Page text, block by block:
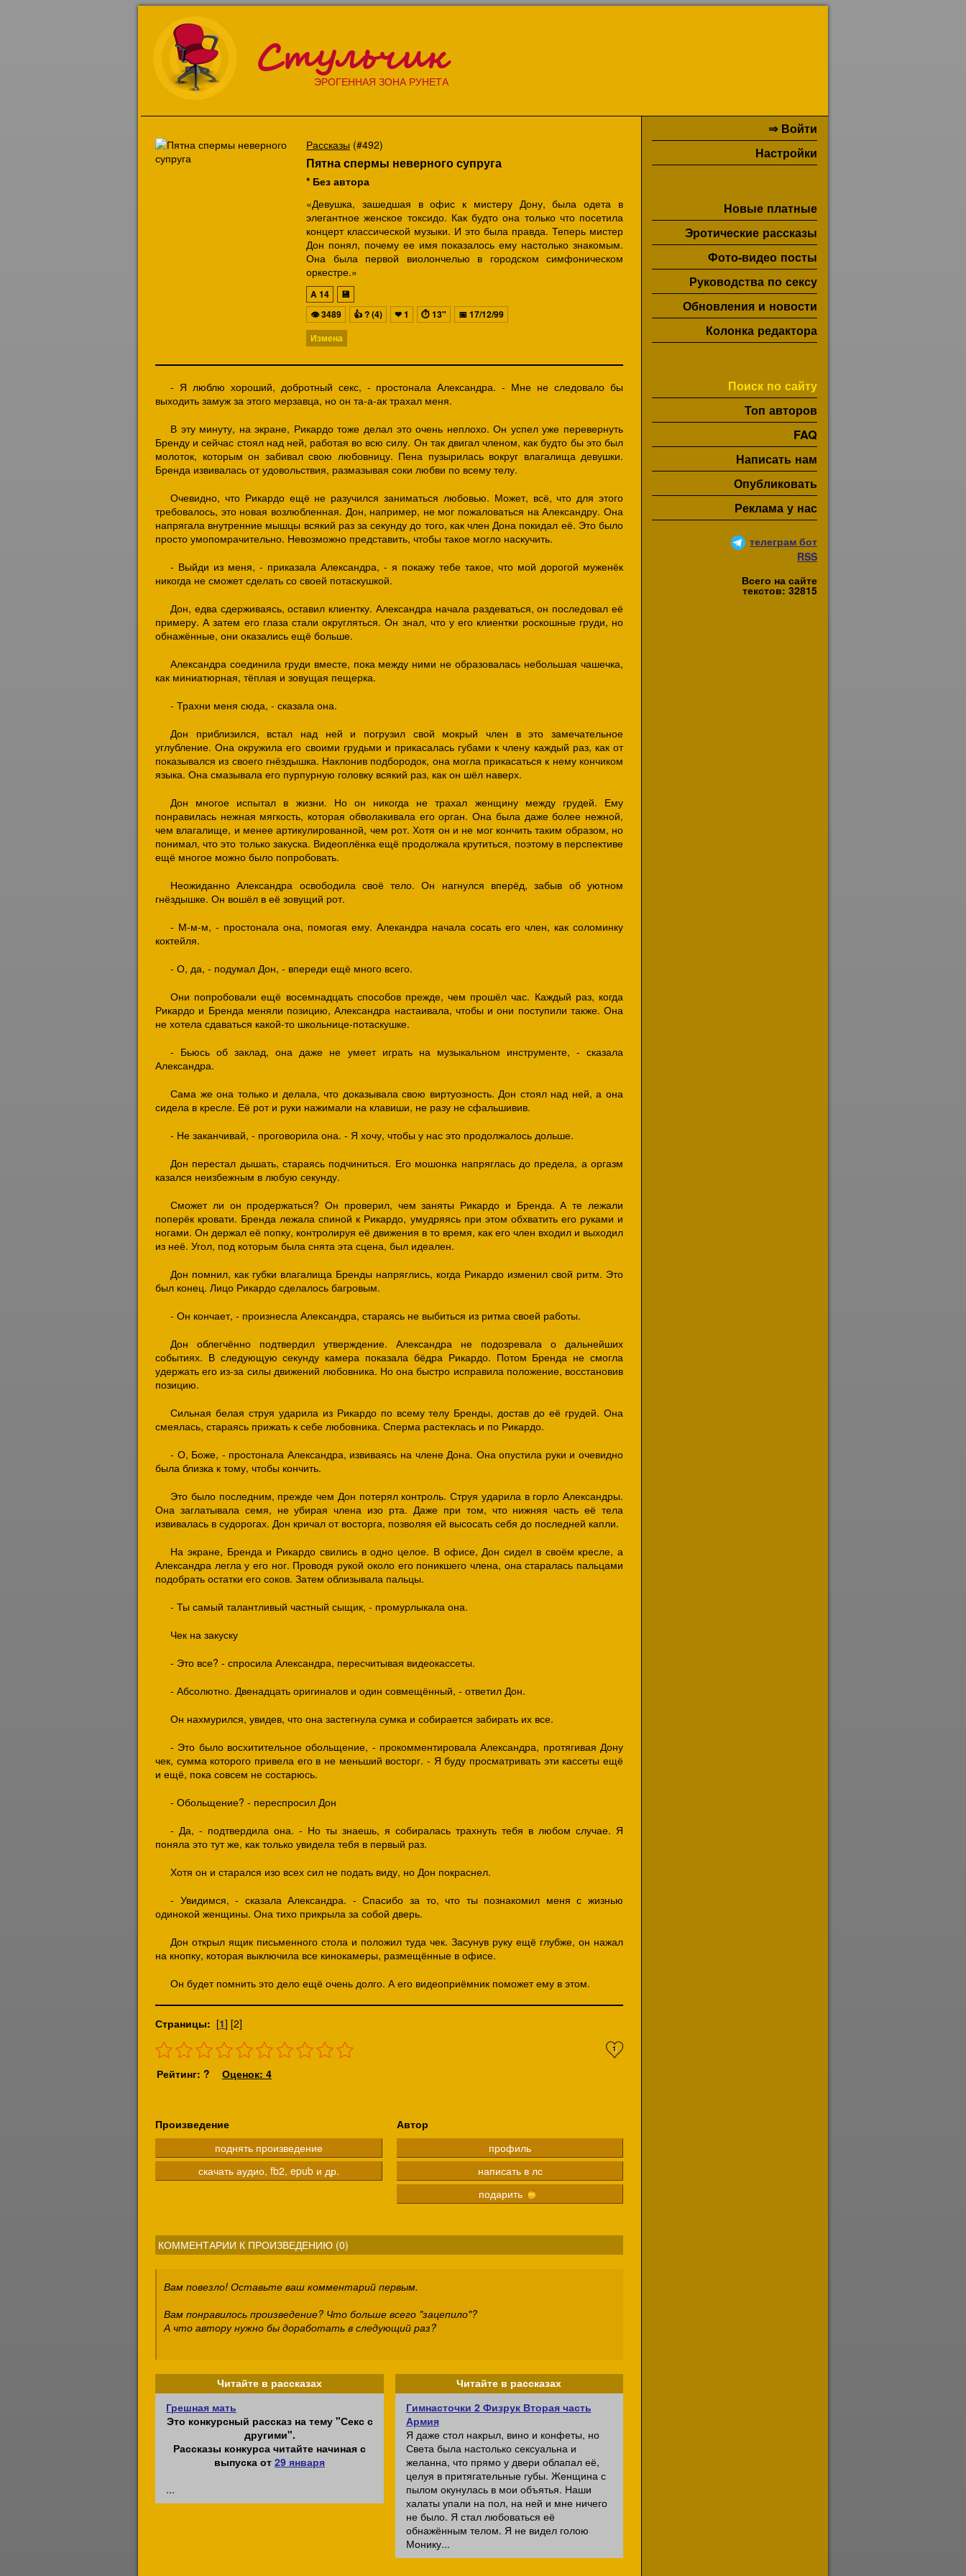
Стульчик
ЭРОГЕННАЯ ЗОНА РУНЕТА
⇒ Войти
Настройки
Новые платные
Эротические рассказы
Фото-видео посты
Руководства по сексу
Обновления и новости
Колонка редактора
Поиск по сайту
Топ авторов
FAQ
Написать нам
Опубликовать
Реклама у нас
телеграм бот
RSS
Всего на сайте
текстов: 32815
Рассказы (#492)
Пятна спермы неверного супруга
* Без автора
«Девушка, зашедшая в офис к мистеру Дону, была одета в
элегантное женское токсидо. Как будто она только что посетила
концерт классической музыки. И это была правда. Теперь мистер
Дон понял, почему ее имя показалось ему настолько знакомым.
Она была первой виолончелью в городском симфоническом
оркестре.»
A14
💾
👁3489 👍? (4) ❤1 ⏱13" 📅 17/12/99
Измена
- Я люблю хороший, добротный секс, - простонала Александра. - Мне не следовало бы
выходить замуж за этого мерзавца, но он та-а-ак трахал меня.
В эту минуту, на экране, Рикардо тоже делал это очень неплохо. Он успел уже перевернуть
Бренду и сейчас стоял над ней, работая во всю силу. Он так двигал членом, как будто бы это был
молоток, которым он забивал свою любовницу. Пена пузырилась вокруг влагалища девушки.
Бренда извивалась от удовольствия, размазывая соки любви по всему телу.
Очевидно, что Рикардо ещё не разучился заниматься любовью. Может, всё, что для этого
требовалось, это новая возлюбленная. Дон, например, не мог пожаловаться на Александру. Она
напрягала внутренние мышцы всякий раз за секунду до того, как член Дона покидал её. Это было
просто умопомрачительно. Невозможно представить, чтобы такое могло наскучить.
- Выйди из меня, - приказала Александра, - я покажу тебе такое, что мой дорогой муженёк
никогда не сможет сделать со своей потаскушкой.
Дон, едва сдерживаясь, оставил клиентку. Александра начала раздеваться, он последовал её
примеру. А затем его глаза стали округляться. Он знал, что у его клиентки роскошные груди, но
обнажённые, они оказались ещё больше.
Александра соединила груди вместе, пока между ними не образовалась небольшая чашечка,
как миниатюрная, тёплая и зовущая пещерка.
- Трахни меня сюда, - сказала она.
Дон приблизился, встал над ней и погрузил свой мокрый член в это замечательное
углубление. Она окружила его своими грудьми и прикасалась губами к члену каждый раз, как от
показывался из своего гнёздышка. Наклонив подбородок, она могла прикасаться к нему кончиком
языка. Она смазывала его пурпурную головку всякий раз, как он шёл наверх.
Дон многое испытал в жизни. Но он никогда не трахал женщину между грудей. Ему
понравилась нежная мягкость, которая обволакивала его орган. Она была даже более нежной,
чем влагалище, и менее артикулированной, чем рот. Хотя он и не мог кончить таким образом, но
понимал, что это только закуска. Видеоплёнка ещё продолжала крутиться, поэтому в перспективе
ещё многое можно было попробовать.
Неожиданно Александра освободила своё тело. Он нагнулся вперёд, забыв об уютном
гнёздышке. Он вошёл в её зовущий рот.
- М-м-м, - простонала она, помогая ему. Алекандра начала сосать его член, как соломинку
коктейля.
- О, да, - подумал Дон, - впереди ещё много всего.
Они попробовали ещё восемнадцать способов прежде, чем прошёл час. Каждый раз, когда
Рикардо и Бренда меняли позицию, Александра настаивала, чтобы и они поступили также. Она
не хотела сдаваться какой-то школьнице-потаскушке.
- Бьюсь об заклад, она даже не умеет играть на музыкальном инструменте, - сказала
Александра.
Сама же она только и делала, что доказывала свою виртуозность. Дон стоял над ней, а она
сидела в кресле. Её рот и руки нажимали на клавиши, не разу не сфальшивив.
- Не заканчивай, - проговорила она. - Я хочу, чтобы у нас это продолжалось дольше.
Дон перестал дышать, стараясь подчиниться. Его мошонка напряглась до предела, а оргазм
казался неизбежным в любую секунду.
Сможет ли он продержаться? Он проверил, чем заняты Рикардо и Бренда. А те лежали
поперёк кровати. Бренда лежала спиной к Рикардо, умудряясь при этом обхватить его руками и
ногами. Он держал её попку, контролируя её движения в то время, как его член входил и выходил
из неё. Угол, под которым была снята эта сцена, был идеален.
Дон помнил, как губки влагалища Бренды напряглись, когда Рикардо изменил свой ритм. Это
был конец. Лицо Рикардо сделалось багровым.
- Он кончает, - произнесла Александра, стараясь не выбиться из ритма своей работы.
Дон облегчённо подтвердил утверждение. Александра не подозревала о дальнейших
событиях. В следующую секунду камера показала бёдра Рикардо. Потом Бренда не смогла
удержать его из-за силы движений любовника. Но она быстро исправила положение, восстановив
позицию.
Сильная белая струя ударила из Рикардо по всему телу Бренды, достав до её грудей. Она
смеялась, стараясь прижать к себе любовника. Сперма растеклась и по Рикардо.
- О, Боже, - простонала Александра, извиваясь на члене Дона. Она опустила руки и очевидно
была близка к тому, чтобы кончить.
Это было последним, прежде чем Дон потерял контроль. Струя ударила в горло Александры.
Она заглатывала семя, не убирая члена изо рта. Даже при том, что нижняя часть её тела
извивалась в судорогах. Дон кричал от восторга, позволяя ей высосать себя до последней капли.
На экране, Бренда и Рикардо свились в одно целое. В офисе, Дон сидел в своём кресле, а
Александра легла у его ног. Проводя рукой около его поникшего члена, она старалась пальцами
подобрать остатки его соков. Затем облизывала пальцы.
- Ты самый талантливый частный сыщик, - промурлыкала она.
Чек на закуску
- Это все? - спросила Александра, пересчитывая видеокассеты.
- Абсолютно. Двенадцать оригиналов и один совмещённый, - ответил Дон.
Он нахмурился, увидев, что она застегнула сумка и собирается забирать их все.
- Это было восхитительное обольщение, - прокомментировала Александра, протягивая Дону
чек, сумма которого привела его в не меньший восторг. - Я буду просматривать эти кассеты ещё
и ещё, пока совсем не состарюсь.
- Обольщение? - переспросил Дон
- Да, - подтвердила она. - Но ты знаешь, я собиралась трахнуть тебя в любом случае. Я
поняла это тут же, как только увидела тебя в первый раз.
Хотя он и старался изо всех сил не подать виду, но Дон покраснел.
- Увидимся, - сказала Александра. - Спасибо за то, что ты познакомил меня с жизнью
одинокой женщины. Она тихо прикрыла за собой дверь.
Дон открыл ящик письменного стола и положил туда чек. Засунув руку ещё глубже, он нажал
на кнопку, которая выключила все кинокамеры, размещённые в офисе.
Он будет помнить это дело ещё очень долго. А его видеоприёмник поможет ему в этом.
Страницы: [1] [2]
1
Рейтинг: ? Оценок: 4
Произведение
поднять произведение
скачать аудио, fb2, epub и др.
Автор
профиль
написать в лс
подарить
КОММЕНТАРИИ К ПРОИЗВЕДЕНИЮ (0)
Вам повезло! Оставьте ваш комментарий первым.
Вам понравилось произведение? Что больше всего "зацепило"?
А что автору нужно бы доработать в следующий раз?
Читайте в рассказах
Грешная мать
Это конкурсный рассказ на тему "Секс с
другими".
Рассказы конкурса читайте начиная с
выпуска от 29 января
...
Читайте в рассказах
Гимнасточки 2 Физрук Вторая часть
Армия
Я даже стол накрыл, вино и конфеты, но
Света была настолько сексуальна и
желанна, что прямо у двери облапал её,
целуя в притягательные губы. Женщина с
пылом окунулась в мои объятья. Наши
халаты упали на пол, на ней и мне ничего
не было. Я стал любоваться её
обнажённым телом. Я не видел голою
Монику...